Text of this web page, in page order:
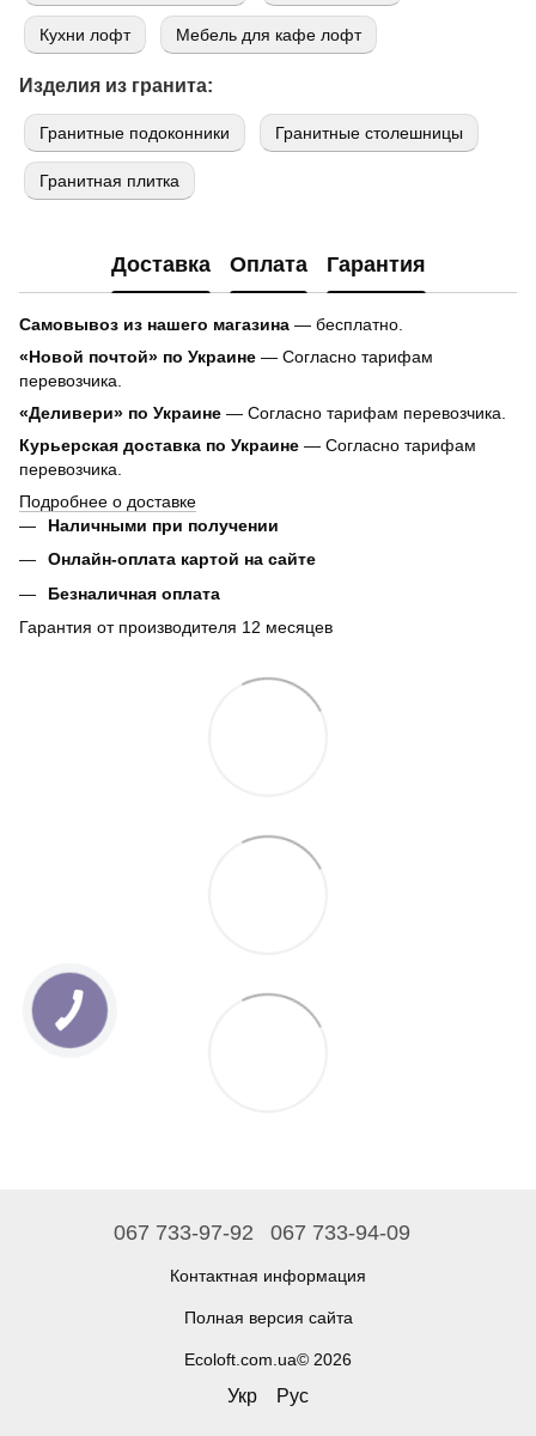
Кухни лофт Мебель для кафе лофт
Изделия из гранита:
Гранитные подоконники Гранитные столешницы
Гранитная плитка
Доставка Оплата Гарантия
Самовывоз из нашего магазина — бесплатно.
«Новой почтой» по Украине — Согласно тарифам
перевозчика.
«Деливери» по Украине — Согласно тарифам перевозчика.
Курьерская доставка по Украине — Согласно тарифам
перевозчика.
Подробнее о доставке
Наличными при получении
Онлайн-оплата картой на сайте
Безналичная оплата
Гарантия от производителя 12 месяцев
067 733-97-92 067 733-94-09
Контактная информация
Полная версия сайта
Ecoloft.com.ua© 2026
Укр Рус